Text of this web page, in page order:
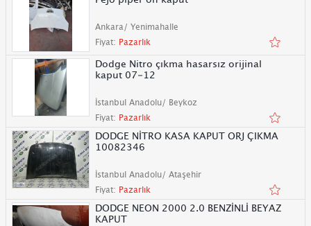
Ankara/ Yenimahalle
Fiyat: Pazarlık
Dodge Nitro çıkma hasarsız orijinal
kaput 07-12
İstanbul Anadolu/ Beykoz
Fiyat: Pazarlık
DODGE NİTRO KASA KAPUT ORJ ÇIKMA
10082346
İstanbul Anadolu/ Ataşehir
Fiyat: Pazarlık
DODGE NEON 2000 2.0 BENZİNLİ BEYAZ
KAPUT